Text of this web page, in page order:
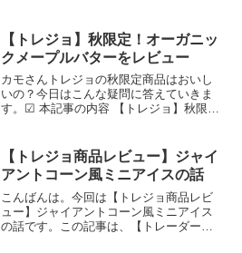
し器の代用方法 【スープが本格派】トレ
ジョの冷凍小籠包...
【トレジョ】秋限定！オーガニッ
クメープルバターをレビュー
カモさんトレジョの秋限定商品はおいし
いの？今日はこんな疑問に答えていきま
す。☑ 本記事の内容 【トレジョ】秋限
在住なので、よりリアルなトレジョ情報
をお届けできると思いま...
【トレジョ商品レビュー】ジャイ
アントコーン風ミニアイスの話
こんばんは。今回は【トレジョ商品レビ
ュー】ジャイアントコーン風ミニアイス
の話です。この記事は、【トレーダージ